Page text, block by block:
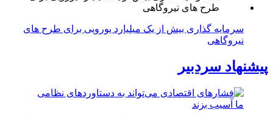
سرمایه گذاری بیش از یک میلیارد یورویی برای طرح های
نیروگاهی
پیشنهاد سردبیر